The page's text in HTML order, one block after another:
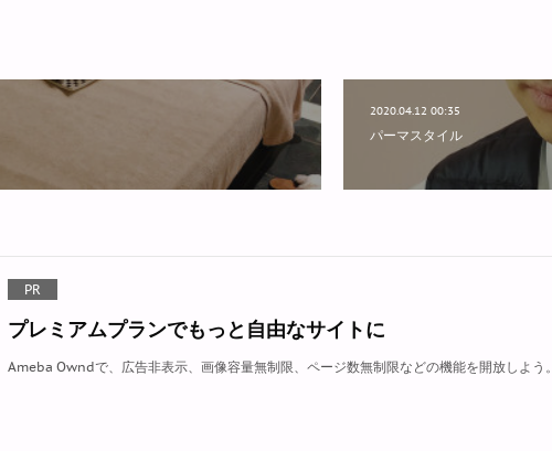
2020.04.12 00:35
パーマスタイル
PR
プレミアムプランでもっと自由なサイトに
Ameba Owndで、広告非表示、画像容量無制限、ページ数無制限などの機能を開放しよう。